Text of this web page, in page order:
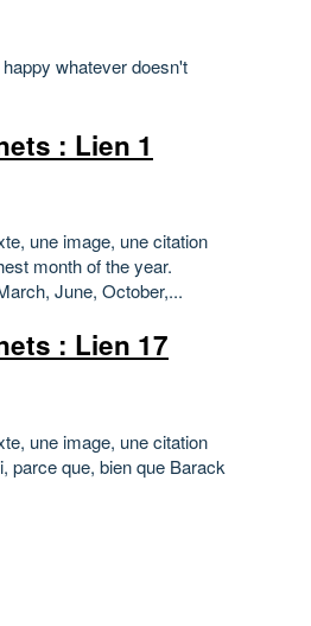
whatever doesn't
: Lien 1
une image, une citation
month of the year.
June, October,...
: Lien 17
une image, une citation
parce que, bien que Barack